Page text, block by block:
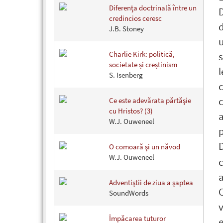
Diferenţa doctrinală între un
credincios ceresc
J.B. Stoney
Charlie Kirk: politică,
societate și creștinism
S. Isenberg
Ce este adevărata părtăşie
cu Hristos? (3)
W.J. Ouweneel
O comoară şi un năvod
W.J. Ouweneel
Adventiştii de ziua a şaptea
SoundWords
Împăcarea tuturor